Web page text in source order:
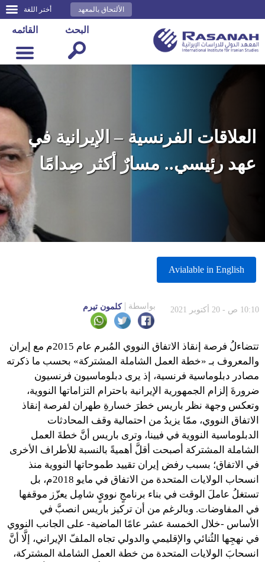
أختر اللغة الألتحاق بالمعهد
القائمه البحث
العلاقات الفرنسية – الإيرانية في
عهد رئيسي.. مسارٌ أكثر صِدامًا
Avialable in English
10:10 ص - 20 أكتوبر 2021 بواسطة كلمون تيرم
تتضاءلُ فرصة إنقاذ الاتفاق النووي المُبرم عام 2015م مع إيران
والمعروف بـ «خطة العمل الشاملة المشتركة» بحسب ما ذكرته
مصادر دبلوماسية فرنسية، إذ يرى دبلوماسيون فرنسيون
ضرورةَ إلزام الجمهورية الإيرانية باحترام التزاماتها النووية،
وتعكس وجهة نظر باريس خطرَ خسارةِ طهران لفرصة إنقاذ
الاتفاق النووي، ممّا يزيدُ من احتمالية وقف المحادثات
الدبلوماسية النووية في فيينا، وترى باريس أنَّ خطةَ العمل
الشاملة المشتركة أصبحت أقلَّ أهميةً بالنسبة للأطراف الأخرى
في الاتفاق؛ بسبب رفض إيران تقييد طموحاتها النووية منذ
انسحاب الولايات المتحدة من الاتفاق في مايو 2018م، بل
تستغلُ عاملَ الوقت في بناء برنامجٍ نوويٍ شامِل يعزّز موقفها
في المفاوضات. وبالرغم من أن تركيز باريس انصبَّ في
الأساس -خلال الخمسة عشر عامًا الماضية- على الجانب النووي
في نهجِها الثُنائي والإقليمي والدولي تجاه الملفّ الإيراني، إلَّا أنَّ
انسحابَ الولايات المتحدة من خطة العمل الشاملة المشتركة،